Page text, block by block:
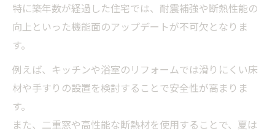
特に築年数が経過した住宅では、耐震補強や断熱性能の
向上といった機能面のアップデートが不可欠となりま
す。
例えば、キッチンや浴室のリフォームでは滑りにくい床
材や手すりの設置を検討することで安全性が高まりま
す。
また、二重窓や高性能な断熱材を使用することで、夏は